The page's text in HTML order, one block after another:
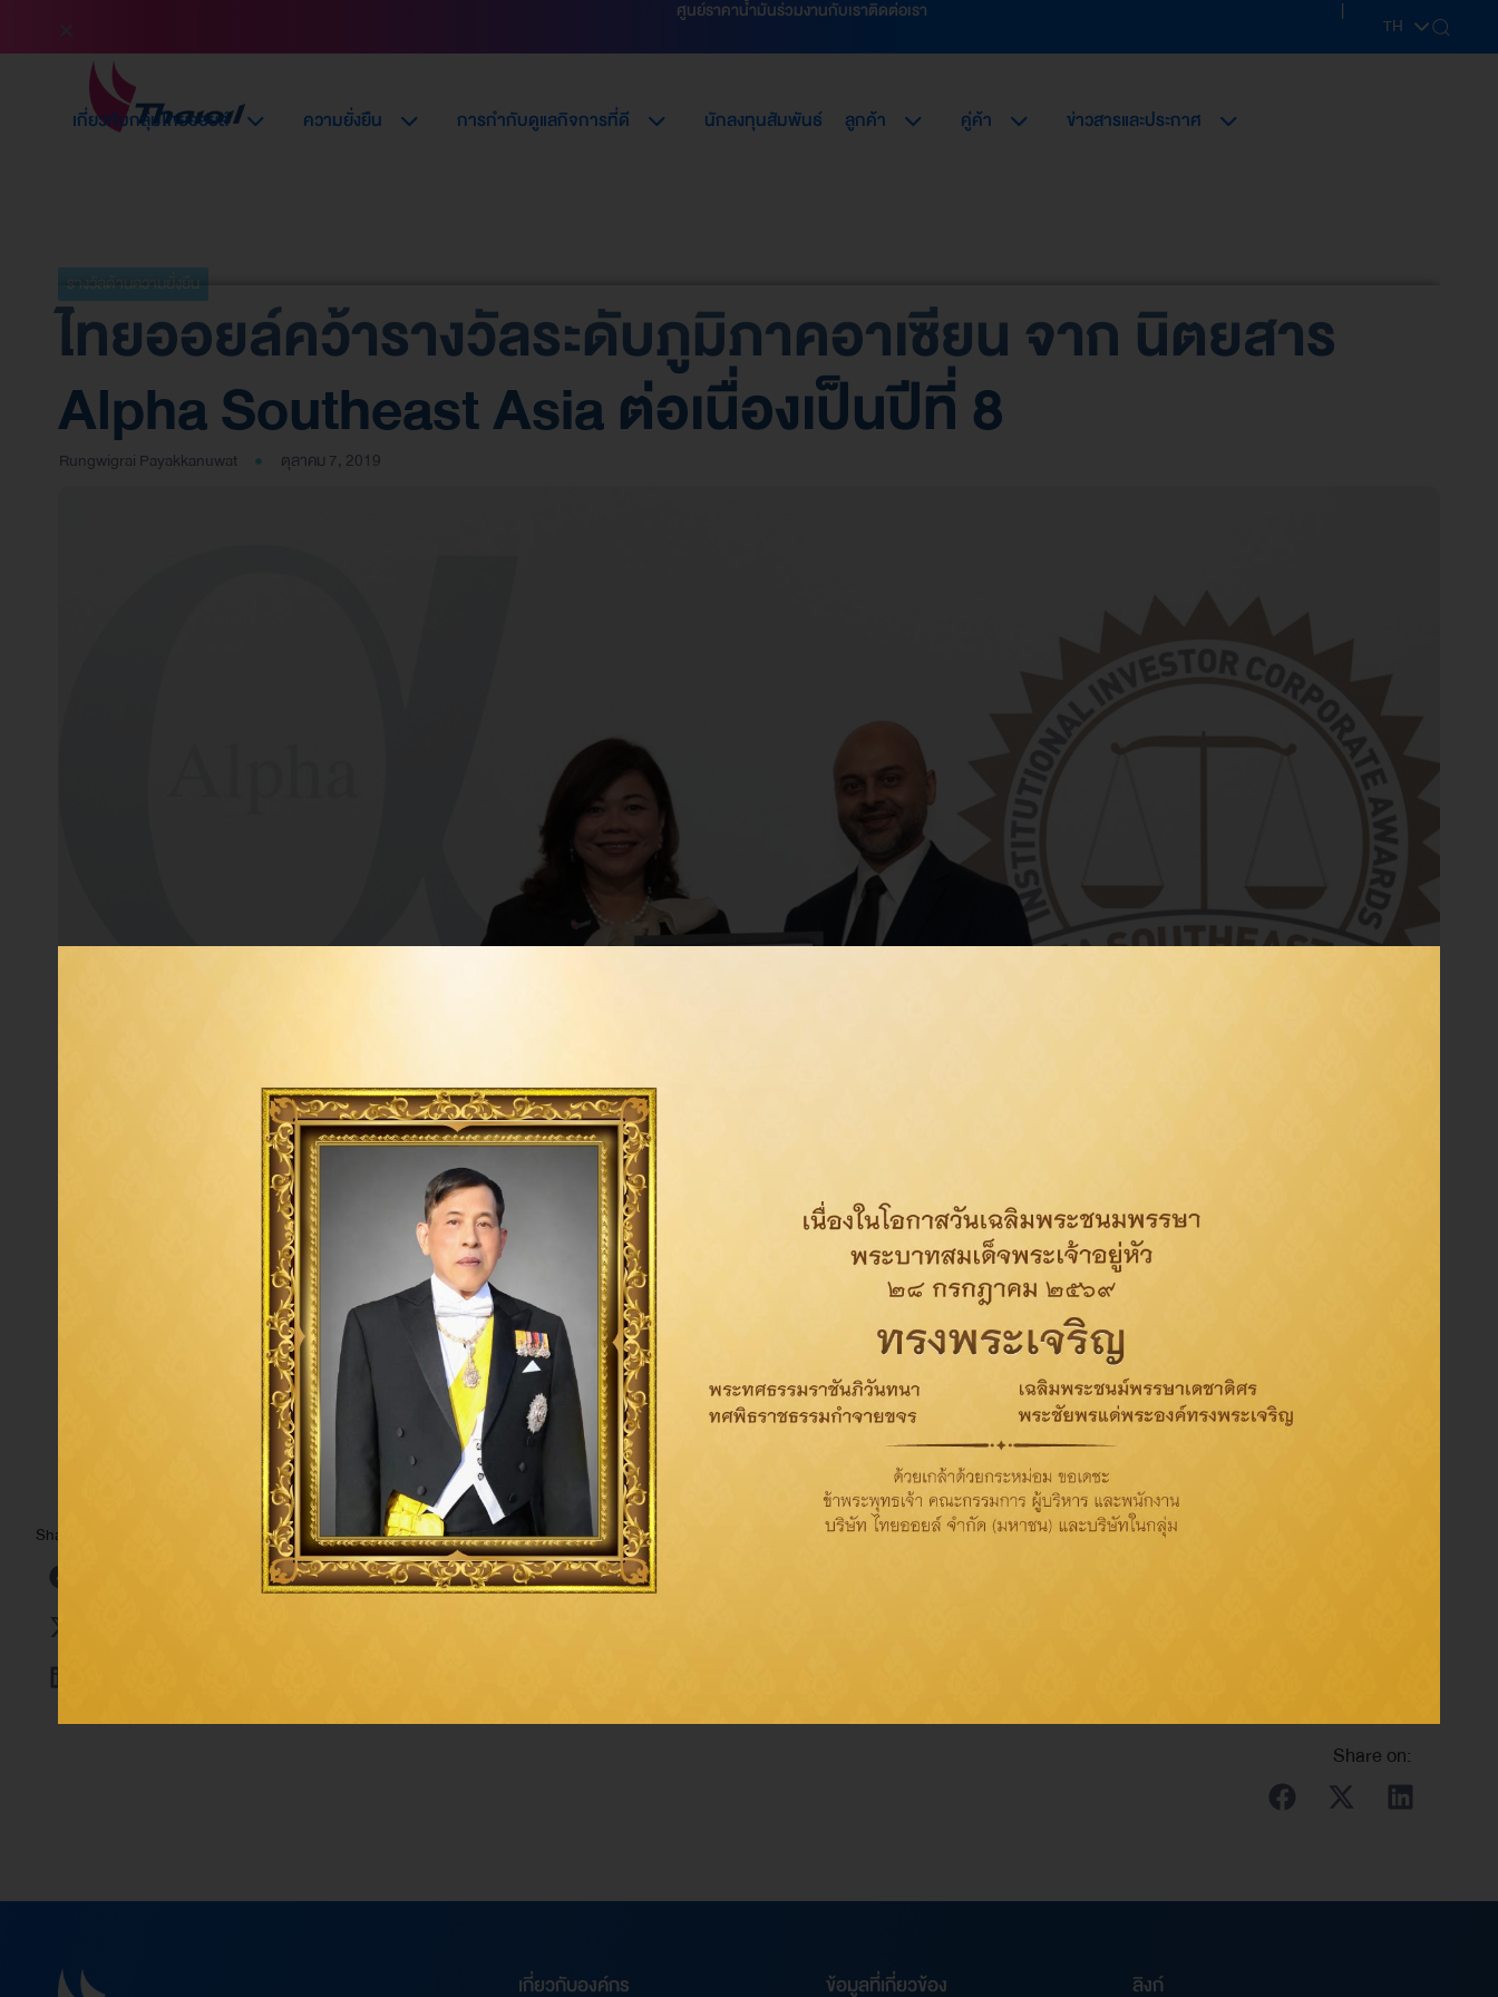
ศูนย์ราคาน้ำมันร่วมงานกับเราติดต่อเรา |
THEN
เกี่ยวกับกลุ่มไทยออยล์ ความยั่งยืน การกำกับดูแลกิจการที่ดี นักลงทุนสัมพันธ์ ลูกค้า คู่ค้า ข่าวสารและประกาศ
รางวัลด้านความยั่งยืน
ไทยออยล์คว้ารางวัลระดับภูมิภาคอาเซียน จาก นิตยสาร
Alpha Southeast Asia ต่อเนื่องเป็นปีที่ 8
Rungwigrai Payakkanuwat ตุลาคม 7, 2019
Share: บริษัท ไทยออยล์ จำกัด (มหาชน)โดยคุณภัทรลดา สง่าแสง รองกรรมการผู้จัดการใหญ่ด้านการเงินและบัญชี รับมอบรางวัลชนะเลิศระดับภูมิภาคอาเซียน
ความยั่งยืนด้านพลังงาน” (The Strongest Commitment to Sustainable Energy in Southeast Asia)
นิตยสาร Alpha Southeast Asiaซึ่งเป็นนิตยสารชั้นนำด้านการลงทุน สถาบัน การธนาคารและตลาดทุนของภูมิภาคเอเชียตะวันออกเฉียงใต้ พิธีดังกล่าวจัดขึ้น ณ ห้อง Katong
Share on:
เกี่ยวกับองค์กร ข้อมูลที่เกี่ยวข้อง ลิงก์